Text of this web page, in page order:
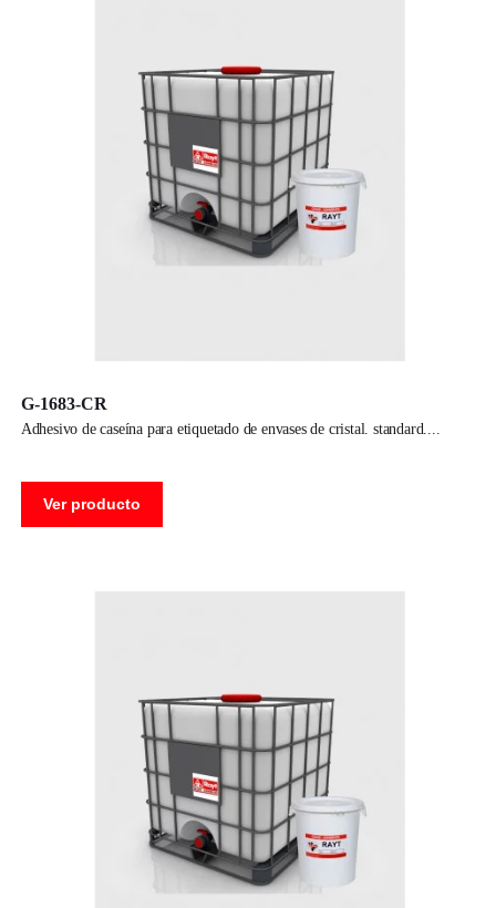
G-1683-CR
adhesivo de caseína para etiquetado de envases de cristal. standard.
Ver producto